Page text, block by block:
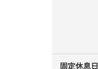
固定休息日